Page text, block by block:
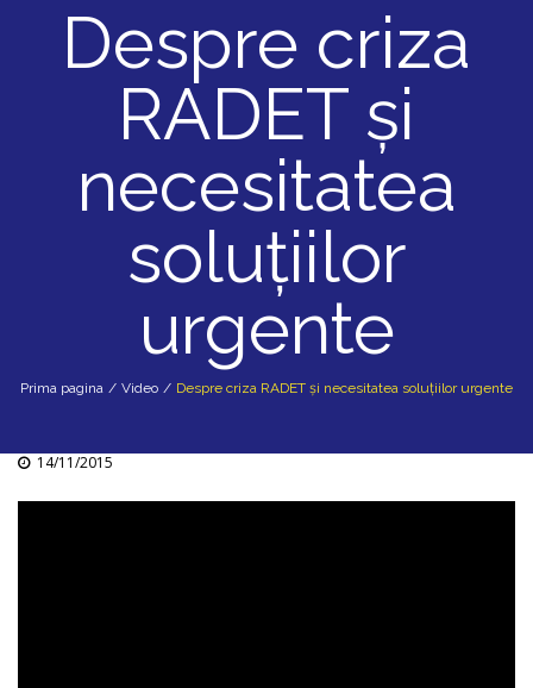
Despre criza
RADET și
necesitatea
soluțiilor
urgente
Prima pagina / Video / Despre criza RADET și necesitatea soluțiilor urgente
14/11/2015